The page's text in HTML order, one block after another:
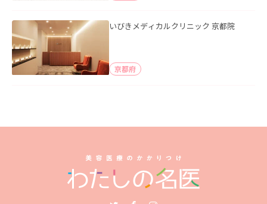
いびきメディカルクリニック 京都院
京都府